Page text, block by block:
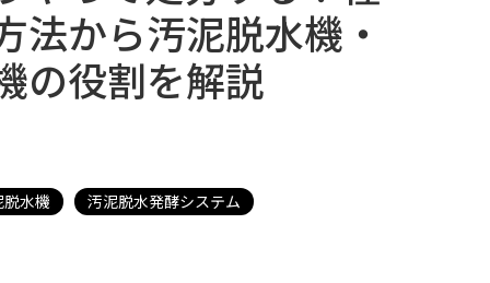
法から汚泥脱水機・
の役割を解説
脱水機 汚泥脱水発酵システム